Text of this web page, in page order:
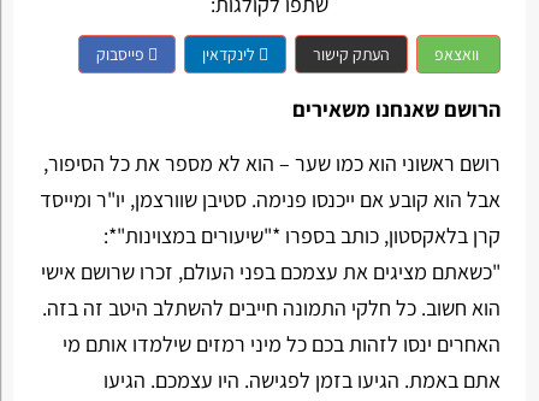
וואצאפ העתק קישור לינקדאין פייסבוק
הרושם שאנחנו משאירים
רושם ראשוני הוא כמו שער – הוא לא מספר את כל הסיפור,
אבל הוא קובע אם ייכנסו פנימה. סטיבן שוורצמן, יו"ר ומייסד
קרן בלאקסטון, כותב בספרו *"שיעורים במצוינות"*:
"כשאתם מציגים את עצמכם בפני העולם, זכרו שרושם אישי
הוא חשוב. כל חלקי התמונה חייבים להשתלב היטב זה בזה.
האחרים ינסו לזהות בכם כל מיני רמזים שילמדו אותם מי
אתם באמת. הגיעו בזמן לפגישה. היו עצמכם. הגיעו